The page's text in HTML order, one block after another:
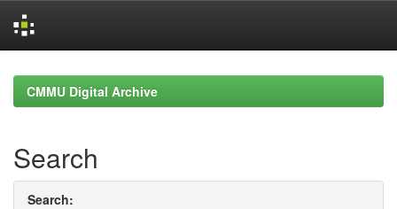
navigationCMMU Digital Archive
Search
Search: